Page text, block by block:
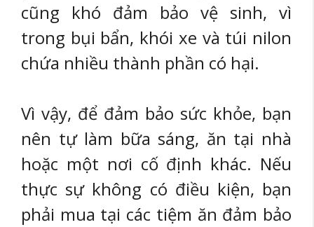
cũng khó đảm bảo vệ sinh, vì
trong bụi bẩn, khói xe và túi nilon
chứa nhiều thành phần có hại.
Vì vậy, để đảm bảo sức khỏe, bạn
nên tự làm bữa sáng, ăn tại nhà
hoặc một nơi cố định khác. Nếu
thực sự không có điều kiện, bạn
phải mua tại các tiệm ăn đảm bảo